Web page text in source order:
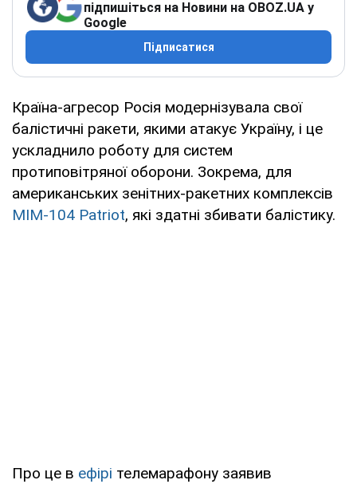
підпишіться на Новини на OBOZ.UA у
Google
Підписатися
Країна-агресор Росія модернізувала свої
балістичні ракети, якими атакує Україну, і це
ускладнило роботу для систем
протиповітряної оборони. Зокрема, для
американських зенітних-ракетних комплексів
MIM-104 Patriot, які здатні збивати балістику.
Про це в ефірі телемарафону заявив